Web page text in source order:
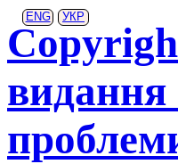
ENG УКР
видання